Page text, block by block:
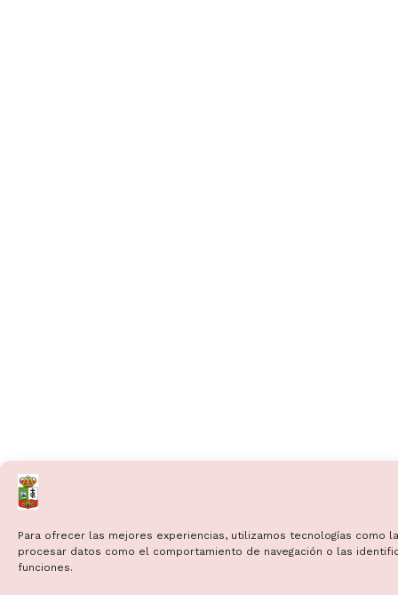
Para ofrecer las mejores experiencias, utilizamos tecnologías
procesar datos como el comportamiento de navegación o las
funciones.